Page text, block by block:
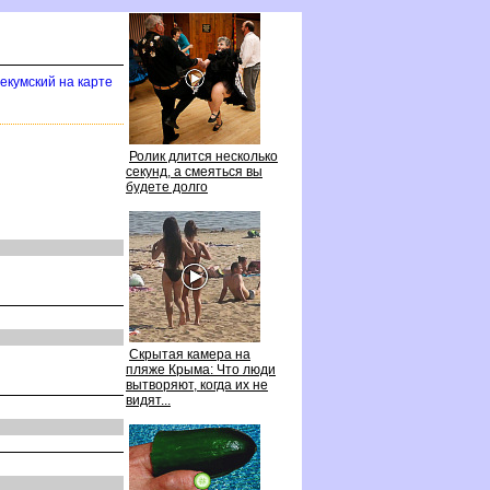
Ролик длится несколько
секунд, а смеяться вы
удете долго
Скрытая камера на
пляже Крыма: Что люди
ытворяют, когда их не
идят...
на карте